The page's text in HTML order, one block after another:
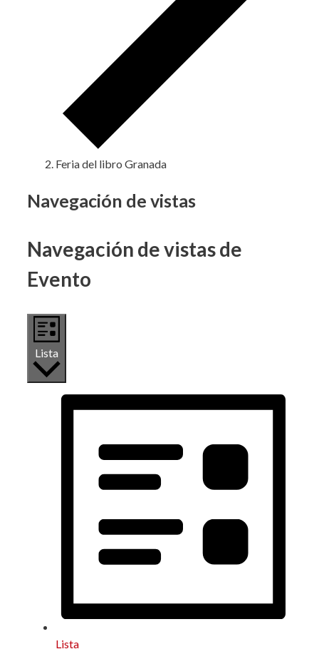
Feria del libro Granada
Eventos
Navegación de vistas
Navegación de vistas de
Evento
Lista
Lista